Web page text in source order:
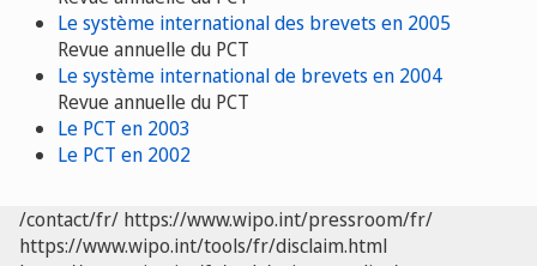
Le système international des brevets en 2005
Revue annuelle du PCT
Le système international de brevets en 2004
Revue annuelle du PCT
Le PCT en 2003
Le PCT en 2002
/contact/fr/ https://www.wipo.int/pressroom/fr/
https://www.wipo.int/tools/fr/disclaim.html